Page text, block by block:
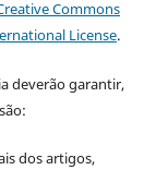
Commons
License.
deverão garantir,
dos artigos,